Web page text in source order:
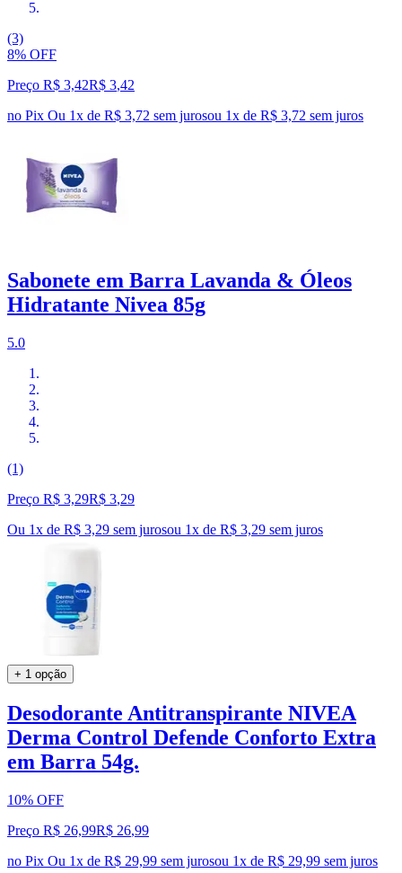
(3)
8% OFF
Preço R$ 3,42R$ 3,42
no Pix Ou 1x de R$ 3,72 sem jurosou 1x de R$ 3,72 sem juros
Sabonete em Barra Lavanda & Óleos
Hidratante Nivea 85g
5.0
(1)
Preço R$ 3,29R$ 3,29
Ou 1x de R$ 3,29 sem jurosou 1x de R$ 3,29 sem juros
+ 1 opção
Desodorante Antitranspirante NIVEA
Derma Control Defende Conforto Extra
em Barra 54g.
10% OFF
Preço R$ 26,99R$ 26,99
no Pix Ou 1x de R$ 29,99 sem jurosou 1x de R$ 29,99 sem juros